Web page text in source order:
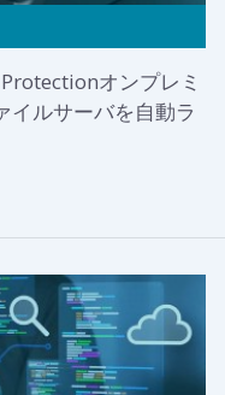
オンプレミ
イルサーバを自動ラ